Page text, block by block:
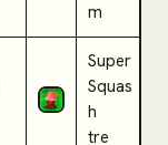
m
Super
Squas
h
tre